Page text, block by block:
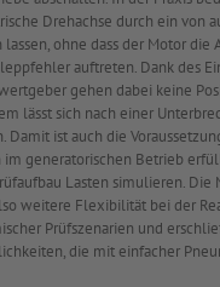
Drehachse durch ein von
ohne dass der Motor die
auftreten. Dank des
gehen dabei keine
lässt sich nach einer
Damit ist auch die
generatorischen Betrieb
Lasten simulieren. Die
weitere Flexibilität bei der
Prüfszenarien und
die mit einfacher